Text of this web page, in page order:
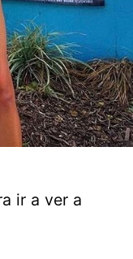
ir a ver a